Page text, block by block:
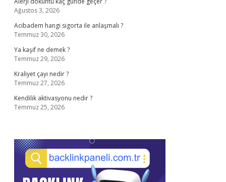
Ağustos 3, 2026
Acibadem hangi sigorta ile anlaşmalı ?
Temmuz 30, 2026
Ya kaşif ne demek ?
Temmuz 29, 2026
Kraliyet çayı nedir ?
Temmuz 27, 2026
Kendilik aktivasyonu nedir ?
Temmuz 25, 2026